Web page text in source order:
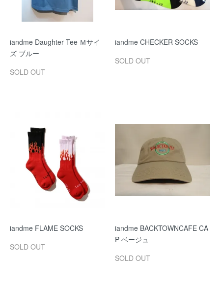
iandme Daughter Tee Ｍサイ
ズ ブルー
SOLD OUT
iandme CHECKER SOCKS
SOLD OUT
iandme FLAME SOCKS
SOLD OUT
iandme BACKTOWNCAFE CA
P ベージュ
SOLD OUT